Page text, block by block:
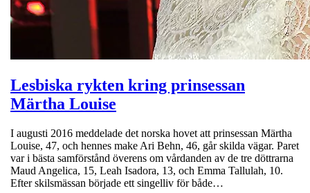
Lesbiska rykten kring prinsessan
Märtha Louise
I augusti 2016 meddelade det norska hovet att prinsessan Märtha
Louise, 47, och hennes make Ari Behn, 46, går skilda vägar. Paret
var i bästa samförstånd överens om vårdanden av de tre döttrarna
Maud Angelica, 15, Leah Isadora, 13, och Emma Tallulah, 10.
Efter skilsmässan började ett singelliv för både…